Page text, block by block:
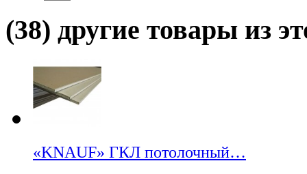
(38) другие товары из
«KNAUF» ГКЛ потолочный…